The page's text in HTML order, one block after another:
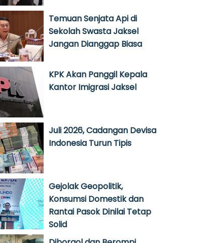
Temuan Senjata Api di
Sekolah Swasta Jaksel
Jangan Dianggap Biasa
KPK Akan Panggil Kepala
Kantor Imigrasi Jaksel
Juli 2026, Cadangan Devisa
Indonesia Turun Tipis
Gejolak Geopolitik,
Konsumsi Domestik dan
Rantai Pasok Dinilai Tetap
Solid